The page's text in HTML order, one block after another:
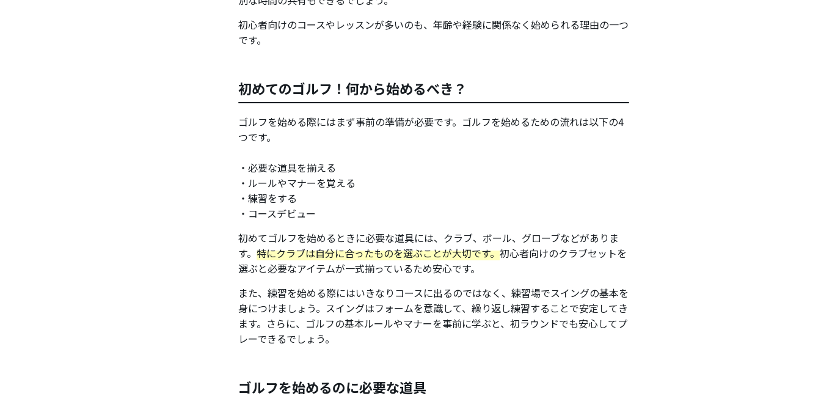
初心者向けのコースやレッスンが多いのも、年齢や経験に関係なく始められる理由の一つ
です。
初めてのゴルフ！何から始めるべき？
ゴルフを始める際にはまず事前の準備が必要です。ゴルフを始めるための流れは以下の4
つです。
・必要な道具を揃える
・ルールやマナーを覚える
・練習をする
・コースデビュー
初めてゴルフを始めるときに必要な道具には、クラブ、ボール、グローブなどがありま
す。 特にクラブは自分に合ったものを選ぶことが大切です。初心者向けのクラブセットを
選ぶと必要なアイテムが一式揃っているため安心です。
また、練習を始める際にはいきなりコースに出るのではなく、練習場でスイングの基本を
身につけましょう。スイングはフォームを意識して、繰り返し練習することで安定してき
ます。さらに、ゴルフの基本ルールやマナーを事前に学ぶと、初ラウンドでも安心してプ
レーできるでしょう。
ゴルフを始めるのに必要な道具